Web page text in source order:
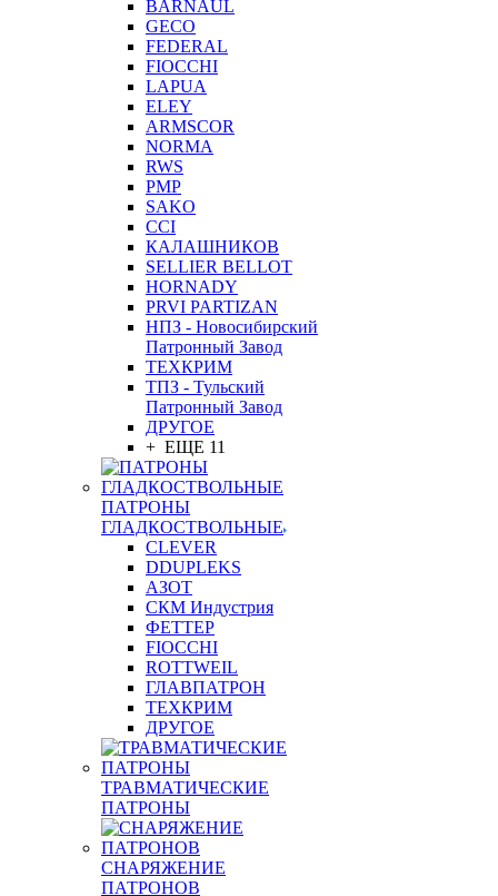
BARNAUL
GEСO
FEDERAL
FIOCCHI
LAPUA
ELEY
ARMSCOR
NORMA
RWS
PMP
SAKO
CCI
КАЛАШНИКОВ
SELLIER BELLOT
HORNADY
PRVI PARTIZAN
НПЗ - Новосибирский
Патронный Завод
ТЕХКРИМ
ТПЗ - Тульский
Патронный Завод
ДРУГОЕ
+ ЕЩЕ 11
ПАТРОНЫ
ГЛАДКОСТВОЛЬНЫЕ
CLEVER
DDUPLEKS
АЗОТ
СКМ Индустрия
ФЕТТЕР
FIOCCHI
ROTTWEIL
ГЛАВПАТРОН
ТЕХКРИМ
ДРУГОЕ
ТРАВМАТИЧЕСКИЕ
ПАТРОНЫ
СНАРЯЖЕНИЕ
ПАТРОНОВ